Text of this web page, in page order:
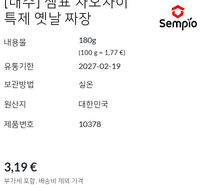
특제 옛날 짜장
내용물 180g
(100 g = 1,77 €)
유통기한
2027-02-19
보관방법
실온
원산지 대한민국
제품번호 10378
3,19 €
부가세 포함, 배송비 제외 가격